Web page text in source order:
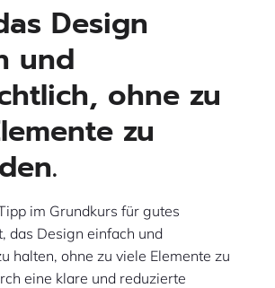
Design
und
ohne zu
zu
im Grundkurs für gutes
das Design einfach und
halten, ohne zu viele Elemente zu
eine klare und reduzierte